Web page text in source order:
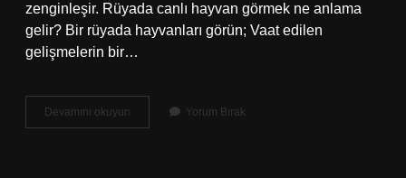
zenginleşir. Rüyada canlı hayvan görmek ne anlama
gelir? Bir rüyada hayvanları görün; Vaat edilen
gelişmelerin bir…
Devamını okuyun
Büyükbaş
Yorum Bırak